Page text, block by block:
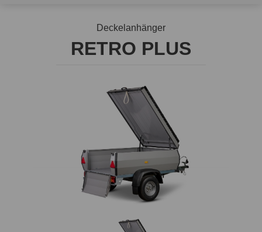
Deckelanhänger
RETRO PLUS